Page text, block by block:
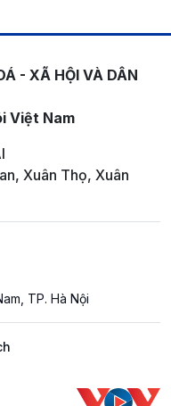
- XÃ HỘI VÀ DÂN
Việt Nam
Xuân Thọ, Xuân
TP. Hà Nội